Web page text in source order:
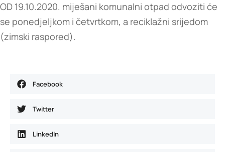
OD 19.10.2020. miješani komunalni otpad odvoziti će
se ponedjeljkom i četvrtkom, a reciklažni srijedom
(zimski raspored).
Facebook
Twitter
LinkedIn